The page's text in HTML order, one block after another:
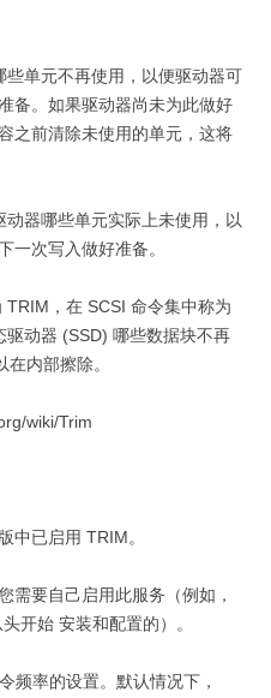
单元不再使用，以便驱动器可
备。如果驱动器尚未为此做好
之前清除未使用的单元，这将
器哪些单元实际上未使用，以
一次写入做好准备。
TRIM，在 SCSI 命令集中称为
动器 (SSD) 哪些数据块不再
内部擦除。
wiki/Trim
中已启用 TRIM。
需要自己启用此服务（例如，
开始 安装和配置的）。
频率的设置。默认情况下，